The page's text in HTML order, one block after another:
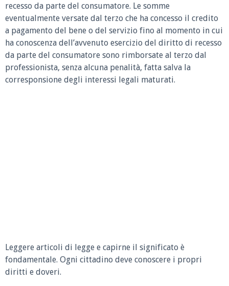
recesso da parte del consumatore. Le somme
eventualmente versate dal terzo che ha concesso il credito
a pagamento del bene o del servizio fino al momento in cui
ha conoscenza dell’avvenuto esercizio del diritto di recesso
da parte del consumatore sono rimborsate al terzo dal
professionista, senza alcuna penalità, fatta salva la
corresponsione degli interessi legali maturati.
Leggere articoli di legge e capirne il significato è
fondamentale. Ogni cittadino deve conoscere i propri
diritti e doveri.